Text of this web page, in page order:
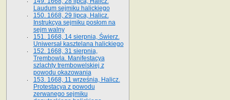
Laudum sejmiku halickiego
150. 1668, 29 lipca, Halicz.
Instrukcya sejmiku posłom na
sejm walny
151. 1668, 14 sierpnia, Świerz.
Uniwersał kasztelana halickiego
152. 1668, 31 sierpnia,
Trembowla. Manifestacya
szlachty trembowelskiej z
powodu okazowania
153. 1668, 11 września, Halicz.
Protestacya z powodu
zerwanego sejmiku